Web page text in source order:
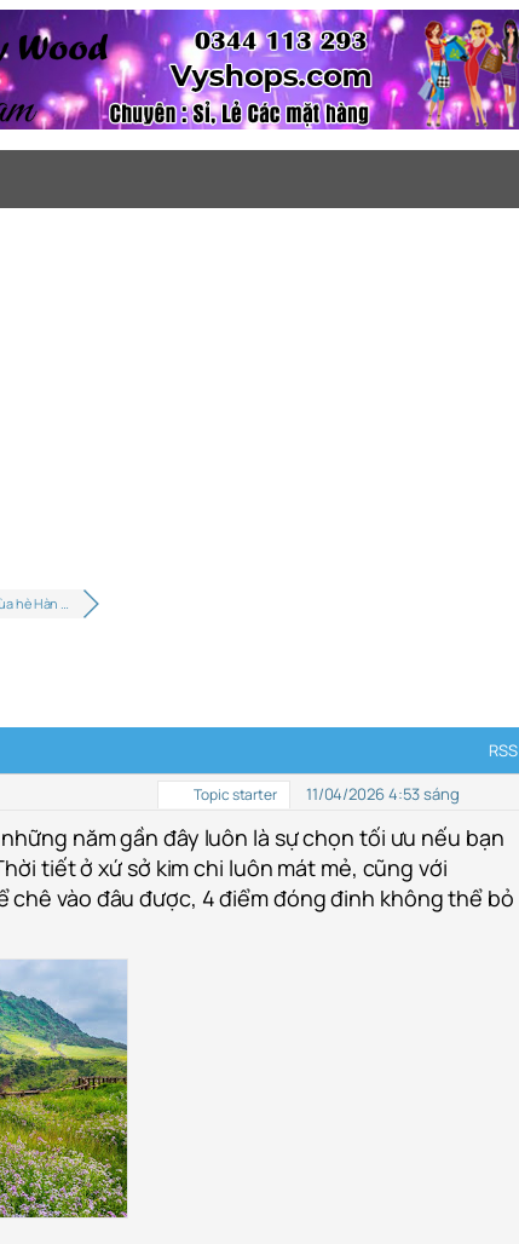
hè Hàn …
RSS
Topic starter 11/04/2026 4:53 sáng
năm gần đây luôn là sự chọn tối ưu nếu bạn
tiết ở xứ sở kim chi luôn mát mẻ, cũng với
chê vào đâu được, 4 điểm đóng đinh không thể bỏ